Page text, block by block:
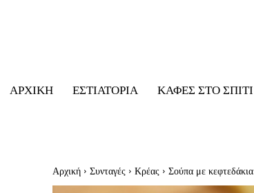
ΑΡΧΙΚΉ ΕΣΤΙΑΤΌΡΙΑ ΚΑΦΈΣ ΣΤΟ ΣΠΊΤΙ
Αρχική Συνταγές Κρέας Σούπα με κεφτεδάκια